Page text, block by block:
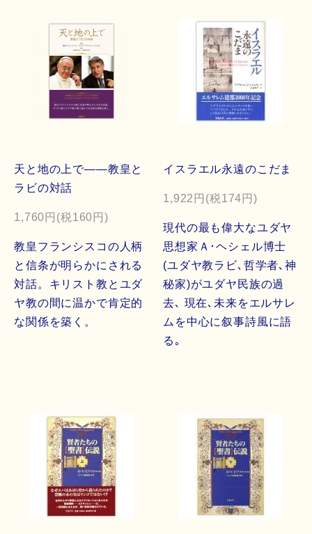
天と地の上で――教皇と
ラビの対話
1,760円(税160円)
教皇フランシスコの人柄
と信条が明らかにされる
対話。キリスト教とユダ
ヤ教の間に温かで肯定的
な関係を築く。
イスラエル永遠のこだま
1,922円(税174円)
現代の最も偉大なユダヤ
思想家Ａ･ヘシェル博士
(ユダヤ教ラビ､哲学者､神
秘家)がユダヤ民族の過
去､ 現在､未来をエルサレ
ムを中心に叙事詩風に語
る｡